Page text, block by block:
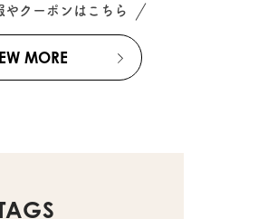
やクーポンはこちら
MORE